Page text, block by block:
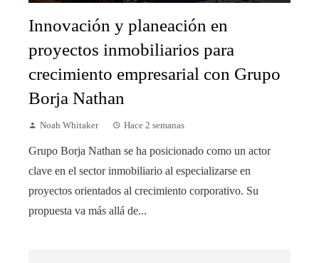
Innovación y planeación en
proyectos inmobiliarios para
crecimiento empresarial con Grupo
Borja Nathan
Noah Whitaker Hace 2 semanas
Grupo Borja Nathan se ha posicionado como un actor
clave en el sector inmobiliario al especializarse en
proyectos orientados al crecimiento corporativo. Su
propuesta va más allá de...